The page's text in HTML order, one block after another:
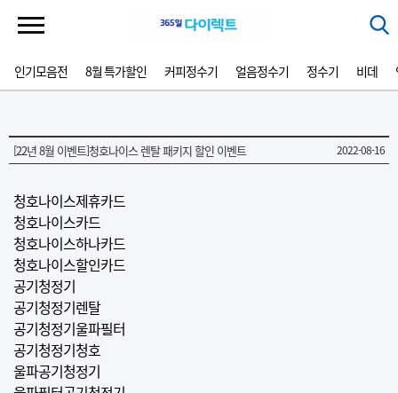
인기모음전 8월 특가할인 커피정수기 얼음정수기 정수기 비데
[22년 8월 이벤트]청호나이스 렌탈 패키지 할인 이벤트 2022-08-16
청호나이스제휴카드
청호나이스카드
청호나이스하나카드
청호나이스할인카드
공기청정기
공기청정기렌탈
공기청정기울파필터
공기청정기청호
울파공기청정기